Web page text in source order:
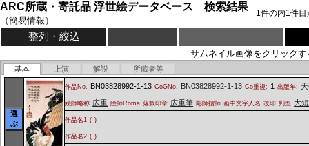
ARC所蔵・寄託品 浮世絵データベース 検索結果
（簡易情報）
1件の内1件目
整列・絞込
サムネイル画像をクリック
基本 上演 解説 所蔵者等
選
ぶ
作品No. BN03828992-1-13 CoGNo. BN03828992-1-13 Co重複: 1 出版年:
絵師略称 広重 絵師Roma 落款印章 広重筆 彫師摺師 画中文字人名 改印 判型 大
作品名1 ( )
作品名2 ( )